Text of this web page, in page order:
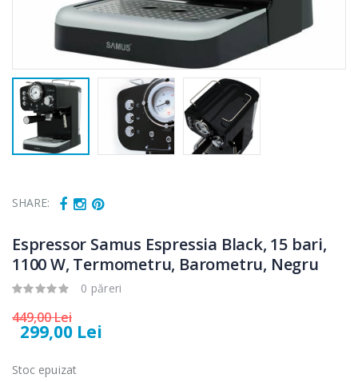
SHARE:
Espressor Samus Espressia Black, 15 bari,
1100 W, Termometru, Barometru, Negru
0 păreri
449,00 Lei
299,00 Lei
Stoc epuizat
Cuptor cu
Heinner ...